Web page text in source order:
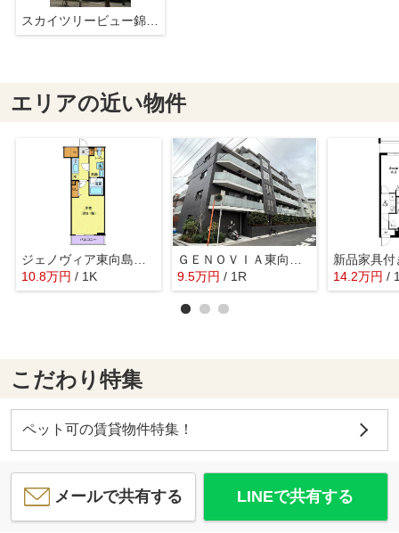
スカイツリービュー錦糸町
エリアの近い物件
10.8万円 / 1K
9.5万円 / 1R 14.2万円 /
こだわり特集
ペット可の賃貸物件特集！
メールで共有する LINEで共有する